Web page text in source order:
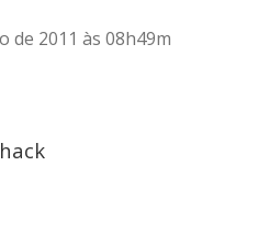
de 2011 às 08h49m